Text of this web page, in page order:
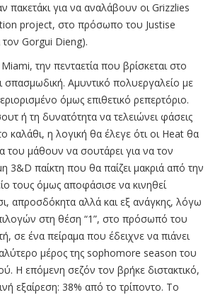
πακετάκι για να αναλάβουν οι Grizzlies
project, στο πρόσωπο του Justise
Gorgui Dieng).
την πενταετία που βρίσκεται στο
σπασμωδική. Αμυντικό πολυεργαλείο με
όμως επιθετικό ρεπερτόριο.
ή τη δυνατότητα να τελειώνει φάσεις
καλάθι, η λογική θα έλεγε ότι οι Heat θα
μάθουν να σουτάρει για να τον
3&D παίκτη που θα παίζει μακριά από την
τους όμως αποφάσισε να κινηθεί
απροσδόκητα αλλά και εξ ανάγκης, λόγω
στη θέση “1”, στο πρόσωπό του
σε ένα πείραμα που έδειχνε να πιάνει
μέρος της sophomore season του
Η επόμενη σεζόν τον βρήκε διστακτικό,
εξαίρεση: 38% από το τρίποντο. Το